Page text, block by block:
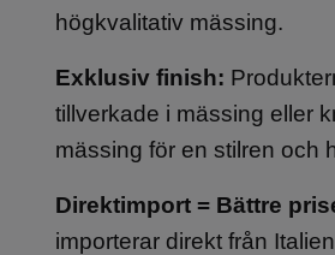
högkvalitativ mässing.
Exklusiv finish:
tillverkade i mässing eller
mässing för en stilren och
Direktimport = Bättre
importerar direkt från